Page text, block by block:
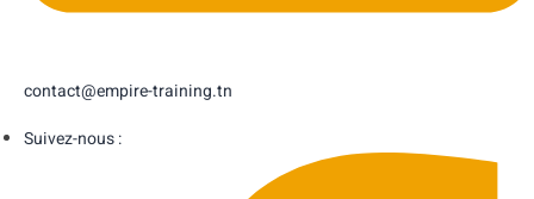
contact@empire-training.tn
Suivez-nous :